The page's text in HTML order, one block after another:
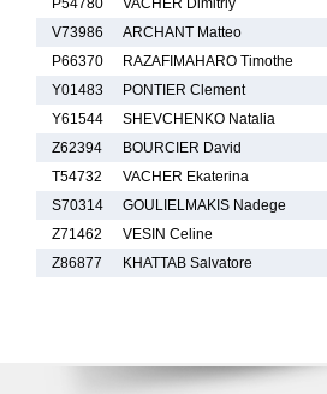
P54780
VACHER Dimitriy
V73986
ARCHANT Matteo
P66370
RAZAFIMAHARO Timothe
Y01483
PONTIER Clement
Y61544
SHEVCHENKO Natalia
Z62394
BOURCIER David
T54732
VACHER Ekaterina
S70314
GOULIELMAKIS Nadege
Z71462
VESIN Celine
Z86877
KHATTAB Salvatore